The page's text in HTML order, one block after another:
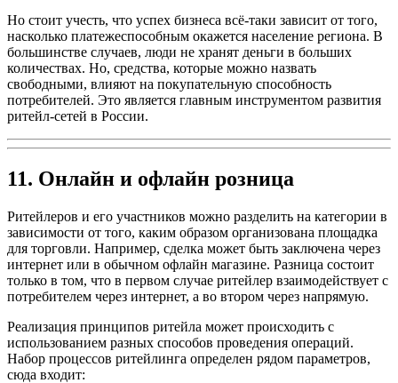
Но стоит учесть, что успех бизнеса всё-таки зависит от того,
насколько платежеспособным окажется население региона. В
большинстве случаев, люди не хранят деньги в больших
количествах. Но, средства, которые можно назвать
свободными, влияют на покупательную способность
потребителей. Это является главным инструментом развития
ритейл-сетей в России.
11. Онлайн и офлайн розница
Ритейлеров и его участников можно разделить на категории в
зависимости от того, каким образом организована площадка
для торговли. Например, сделка может быть заключена через
интернет или в обычном офлайн магазине. Разница состоит
только в том, что в первом случае ритейлер взаимодействует с
потребителем через интернет, а во втором через напрямую.
Реализация принципов ритейла может происходить с
использованием разных способов проведения операций.
Набор процессов ритейлинга определен рядом параметров,
сюда входит: